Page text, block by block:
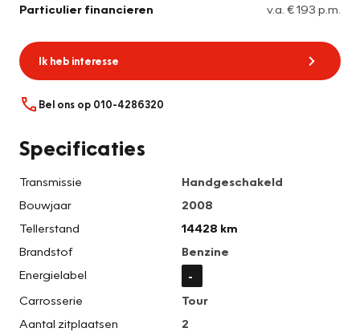
Particulier financieren v.a. € 193 p.m.
Ik heb interesse
Bel ons op 010-4286320
Specificaties
Transmissie
Handgeschakeld
Bouwjaar
2008
Tellerstand
14428 km
Brandstof
Benzine
Energielabel
-
Carrosserie
Tour
Aantal zitplaatsen
2